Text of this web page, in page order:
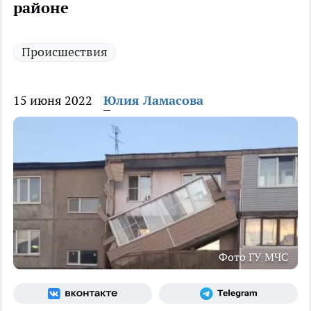
районе
Происшествия
15 июня 2022 Юлия Ламасова
Фото ГУ МЧС